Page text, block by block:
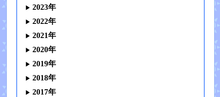
2023年
2022年
2021年
2020年
2019年
2018年
2017年